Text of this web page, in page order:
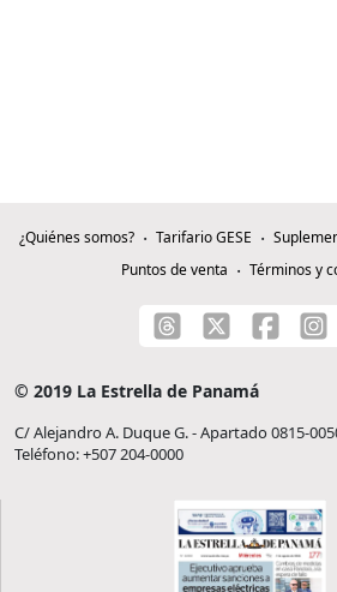
¿Quiénes somos? Tarifario GESE
Puntos de venta
Términos y
© 2019 La Estrella de Panamá
C/ Alejandro A. Duque G. - Apartado 0815-
Teléfono: +507 204-0000